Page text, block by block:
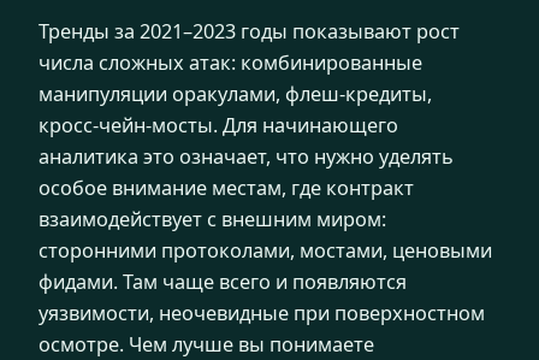
Тренды за 2021–2023 годы показывают рост
числа сложных атак: комбинированные
манипуляции оракулами, флеш‑кредиты,
кросс‑чейн‑мосты. Для начинающего
аналитика это означает, что нужно уделять
особое внимание местам, где контракт
взаимодействует с внешним миром:
сторонними протоколами, мостами, ценовыми
фидами. Там чаще всего и появляются
уязвимости, неочевидные при поверхностном
осмотре. Чем лучше вы понимаете